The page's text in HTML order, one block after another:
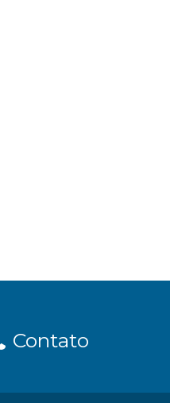
Contato